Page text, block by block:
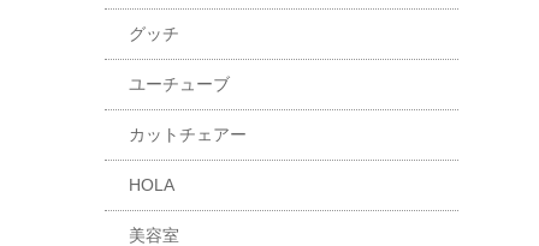
グッチ
ユーチューブ
カットチェアー
HOLA
美容室